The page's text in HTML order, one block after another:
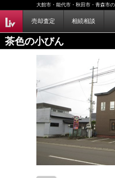
大館市・能代市・秋田市・青森市
売却査定 相続相談
茶色の小びん